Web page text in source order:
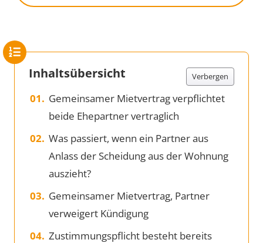
Inhaltsübersicht Verbergen
Gemeinsamer Mietvertrag verpflichtet
beide Ehepartner vertraglich
Was passiert, wenn ein Partner aus
Anlass der Scheidung aus der Wohnung
auszieht?
Gemeinsamer Mietvertrag, Partner
verweigert Kündigung
Zustimmungspflicht besteht bereits